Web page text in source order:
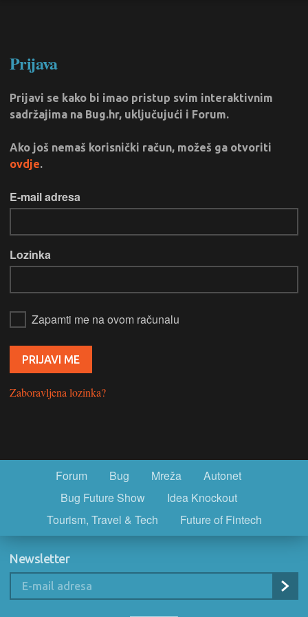
Prijava
Prijavi se kako bi imao pristup svim interaktivnim
sadržajima na Bug.hr, uključujući i Forum.
Ako još nemaš korisnički račun, možeš ga otvoriti
ovdje.
E-mail adresa
Lozinka
Zapamti me na ovom računalu
Zaboravljena lozinka?
Forum Bug Mreža
Autonet
Bug Future Show
Idea Knockout
Tourism, Travel & Tech
Future of Fintech
Newsletter